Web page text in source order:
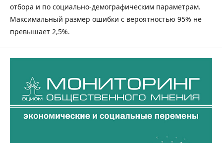
отбора и по социально-демографическим параметрам.
Максимальный размер ошибки с вероятностью 95% не
превышает 2,5%.